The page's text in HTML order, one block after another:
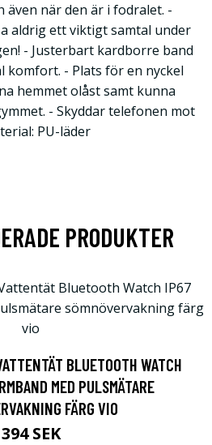
även när den är i fodralet. -
aldrig ett viktigt samtal under
- Justerbart kardborre band
komfort. - Plats för en nyckel
hemmet olåst samt kunna
- Skyddar telefonen mot
PU-läder
PRODUKTER
BLUETOOTH WATCH
MED PULSMÄTARE
FÄRG VIO
394 SEK